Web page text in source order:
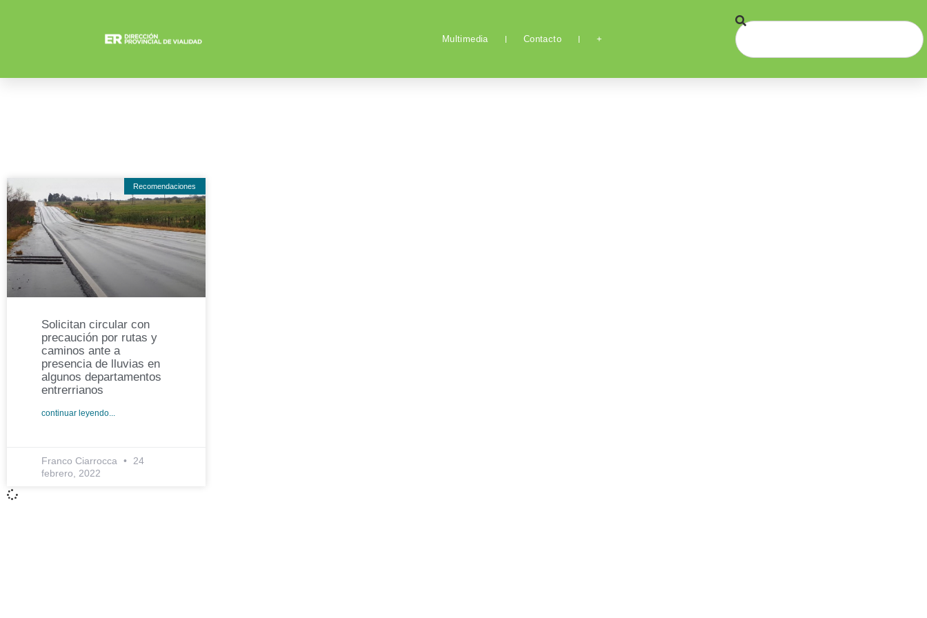
Multimedia Contacto +
Recomendaciones
Solicitan circular con
precaución por rutas y
caminos ante a
presencia de lluvias en
algunos departamentos
entrerrianos
continuar leyendo...
Franco Ciarrocca
24
febrero, 2022